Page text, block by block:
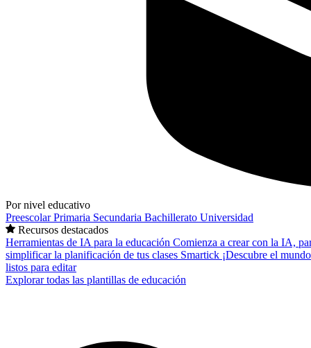
Por nivel educativo
PreescolarPrimaria Secundaria Bachillerato Universidad
Recursos destacados
Herramientas de IA para la educación Comienza a crear con la IA,
simplificar la planificación de tus clases Smartick ¡Descubre el
listos para editar
Explorar todas las plantillas de educación